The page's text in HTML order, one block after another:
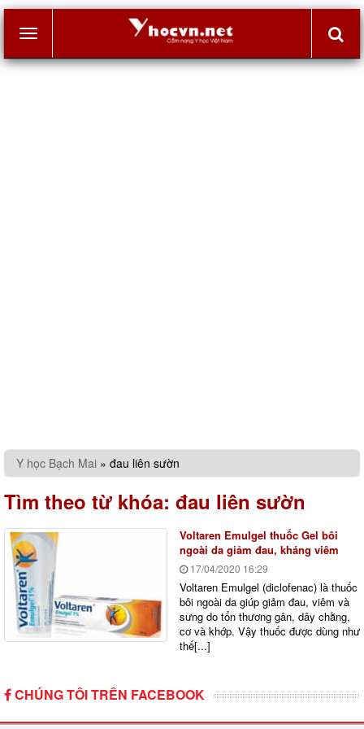
Y học Bạch Mai » đau liên sườn
đau liên sườn
Tìm theo từ khóa:
Voltaren Emulgel thuốc Gel bôi
ngoài da giảm đau, kháng viêm
17/04/2020 16:29
Voltaren Emulgel (diclofenac) là thuốc
bôi ngoài da giúp giảm đau, viêm và
sưng do tổn thương gân, dây chằng,
cơ và khớp. Vậy thuốc được dùng như
thế[...]
CHÚNG TÔI TRÊN FACEBOOK